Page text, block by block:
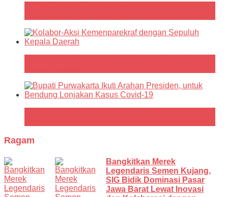
Ragam
Bangkitkan Merek
Legendaris Semen Kujang,
SIG Bidik Dominasi Pasar
Jawa Barat Lewat Inovasi